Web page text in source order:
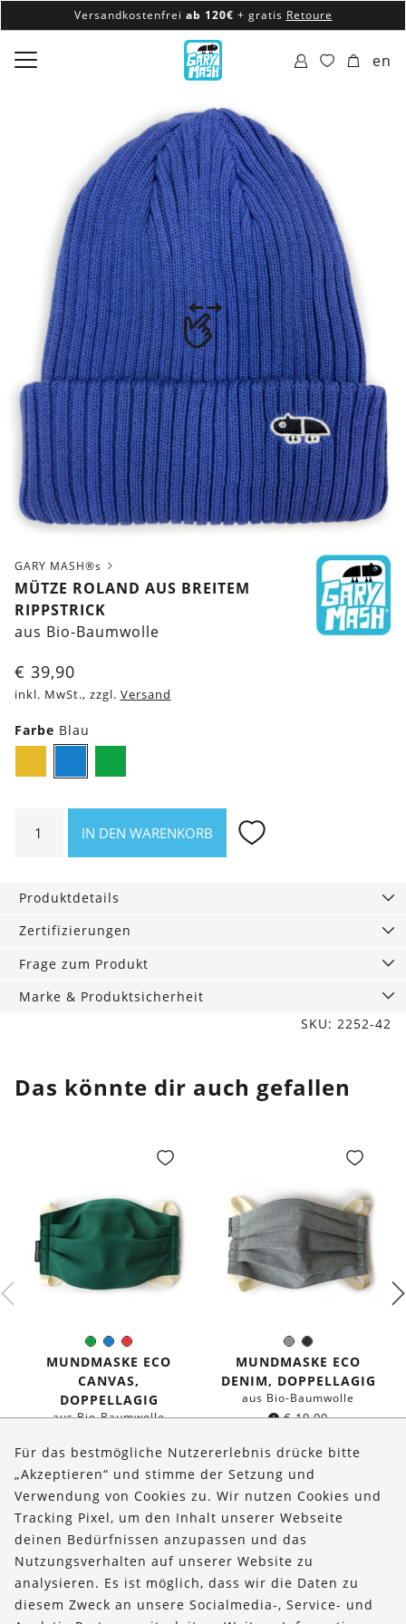
Versandkostenfrei ab 120€ + gratis Retoure
100% veganes & fair produziertes Sortiment
Versandkostenfrei ab 120€
en
GARY MASH®s
MÜTZE ROLAND AUS BREITEM
RIPPSTRICK
aus Bio-Baumwolle
€ 39,90
inkl. MwSt., zzgl. Versand
Farbe Blau
Roland
Rippstrick
Menge
IN DEN WARENKORB
Produktdetails
Zertifizierungen
Frage zum Produkt
Marke & Produktsicherheit
SKU: 2252-42
Das könnte dir auch gefallen
GrünBlauRot
Farbe:
MUNDMASKE ECO
CANVAS,
DOPPELLAGIG
aus Bio-Baumwolle
GrauSchwarz
Farbe:
MUNDMASKE ECO
DENIM, DOPPELLAGIG
aus Bio-Baumwolle
€19,90
Über uns
Bestellungen
Kontakt & Hilfe
FOLLOW US
Für das bestmögliche Nutzererlebnis drücke bitte
„Akzeptieren“ und stimme der Setzung und
Verwendung von Cookies zu. Wir nutzen Cookies und
Tracking Pixel, um den Inhalt unserer Webseite
deinen Bedürfnissen anzupassen und das
Nutzungsverhalten auf unserer Website zu
analysieren. Es ist möglich, dass wir die Daten zu
diesem Zweck an unsere Socialmedia-, Service- und